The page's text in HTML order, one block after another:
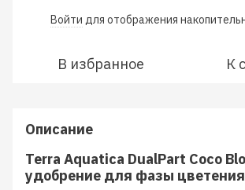
Войти для отображения
В избранное К
Описание
Terra Aquatica DualPart Coco
удобрение для фазы цветения